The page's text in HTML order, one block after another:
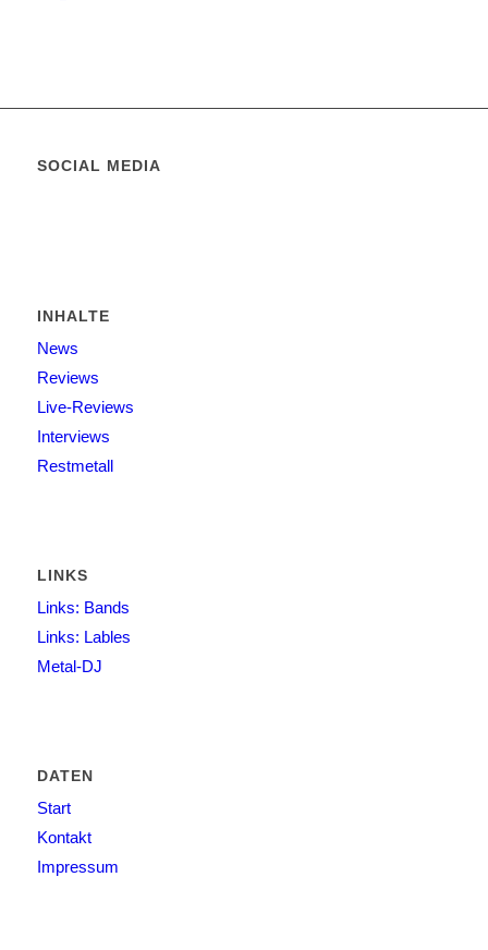
SOCIAL MEDIA
INHALTE
News
Reviews
Live-Reviews
Interviews
Restmetall
LINKS
Links: Bands
Links: Lables
Metal-DJ
DATEN
Start
Kontakt
Impressum